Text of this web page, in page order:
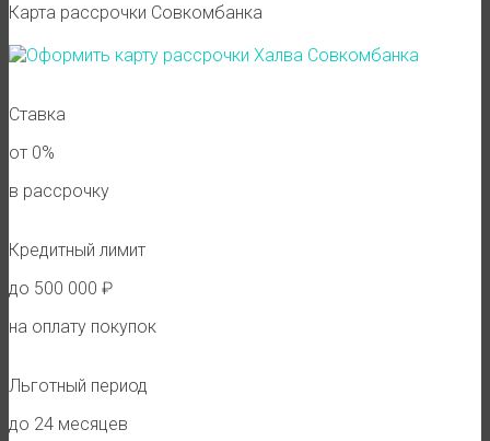
Карта рассрочки Совкомбанка
Ставка
от 0%
в рассрочку
Кредитный лимит
до 500 000 ₽
на оплату покупок
Льготный период
до 24 месяцев